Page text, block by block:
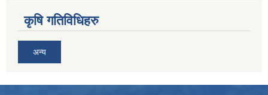
कृषि गतिविधिहरु
अन्य